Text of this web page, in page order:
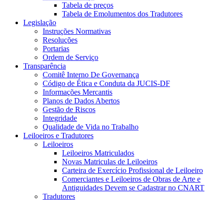
Tabela de preços
Tabela de Emolumentos dos Tradutores
Legislação
Instruções Normativas
Resoluções
Portarias
Ordem de Serviço
Transparência
Comitê Interno De Governança
Código de Ética e Conduta da JUCIS-DF
Informações Mercantis
Planos de Dados Abertos
Gestão de Riscos
Integridade
Qualidade de Vida no Trabalho
Leiloeiros e Tradutores
Leiloeiros
Leiloeiros Matriculados
Novas Matriculas de Leiloeiros
Carteira de Exercício Profissional de Leiloeiro
Comerciantes e Leiloeiros de Obras de Arte e
Antiguidades Devem se Cadastrar no CNART
Tradutores